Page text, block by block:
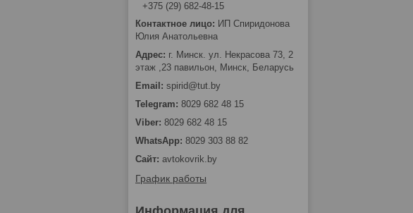
+375 (29) 682-48-15
ИП Спиридонова
Юлия Анатольевна
г. Минск. ул. Некрасова 73, 2
этаж ,23 павильон, Минск, Беларусь
spirid@tut.by
8029 682 48 15
8029 682 48 15
8029 303 88 82
avtokovrik.by
График работы